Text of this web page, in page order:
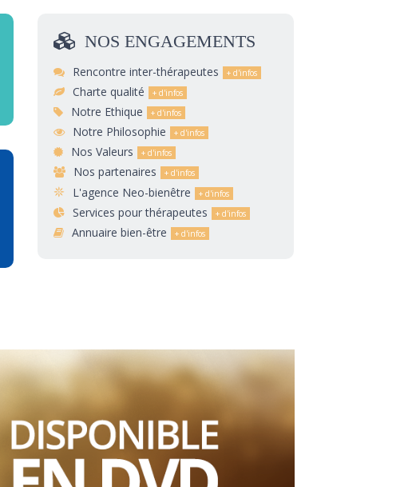
NOS ENGAGEMENTS
Rencontre inter-thérapeutes
Charte qualité
Notre Ethique
Notre Philosophie
Nos Valeurs
Nos partenaires
L'agence Neo-bienêtre
Services pour thérapeutes
Annuaire bien-être